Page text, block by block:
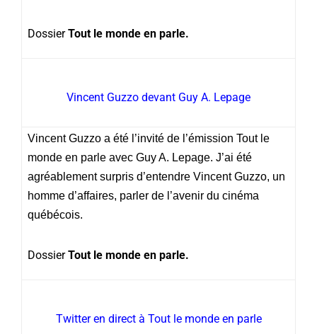
DossierTout le monde en parle.
Vincent Guzzo devant Guy A. Lepage
Vincent Guzzo a été l’invité de l’émission Tout le
monde en parle avec Guy A. Lepage. J’ai été
agréablement surpris d’entendre Vincent Guzzo, un
homme d’affaires, parler de l’avenir du cinéma
québécois.
DossierTout le monde en parle.
Twitter en direct à Tout le monde en parle